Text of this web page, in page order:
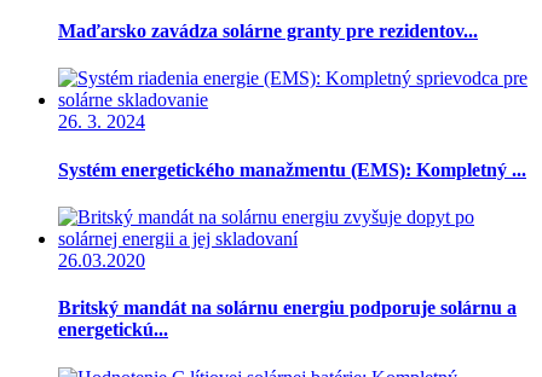
Maďarsko zavádza solárne granty pre rezidentov...
26. 3. 2024
Systém energetického manažmentu (EMS): Kompletný ...
26.03.2020
Britský mandát na solárnu energiu podporuje solárnu a
energetickú...